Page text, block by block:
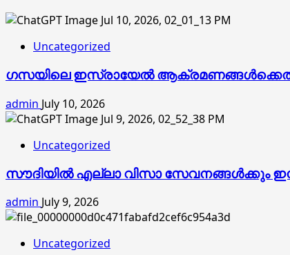
Uncategorized
ഗസയിലെ ഇസ്രായേൽ
admin July 10, 2026
Uncategorized
സൗദിയിൽ എല്ലാ വിസാ സേവനങ്ങൾക്കും
admin July 9, 2026
Uncategorized